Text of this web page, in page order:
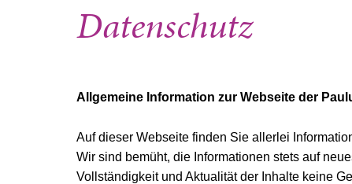
Datenschutz
Allgemeine Information zur Webseite der
Auf dieser Webseite finden Sie allerlei
Wir sind bemüht, die Informationen stets auf
Vollständigkeit und Aktualität der Inhalte keine